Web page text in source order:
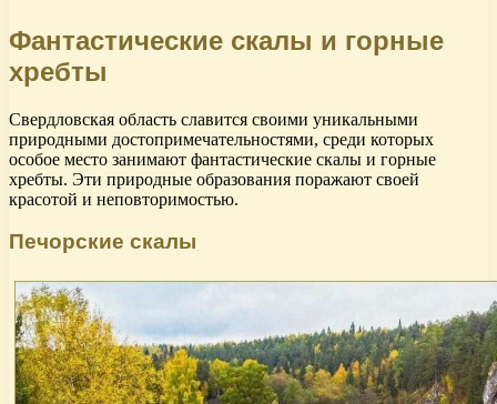
Фантастические скалы и горные
хребты
Свердловская область славится своими уникальными
природными достопримечательностями, среди которых
особое место занимают фантастические скалы и горные
хребты. Эти природные образования поражают своей
красотой и неповторимостью.
Печорские скалы